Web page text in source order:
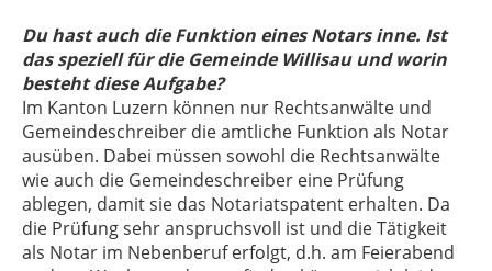
Du hast auch die Funktion eines Notars inne. Ist
das speziell für die Gemeinde Willisau und worin
besteht diese Aufgabe?
Im Kanton Luzern können nur Rechtsanwälte und
Gemeindeschreiber die amtliche Funktion als Notar
ausüben. Dabei müssen sowohl die Rechtsanwälte
wie auch die Gemeindeschreiber eine Prüfung
ablegen, damit sie das Notariatspatent erhalten. Da
die Prüfung sehr anspruchsvoll ist und die Tätigkeit
als Notar im Nebenberuf erfolgt, d.h. am Feierabend